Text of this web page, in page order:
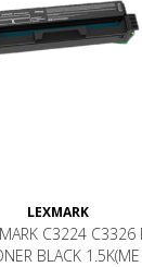
LEXMARK
C3224 C3326
BLACK 1.5K(ΜΕ